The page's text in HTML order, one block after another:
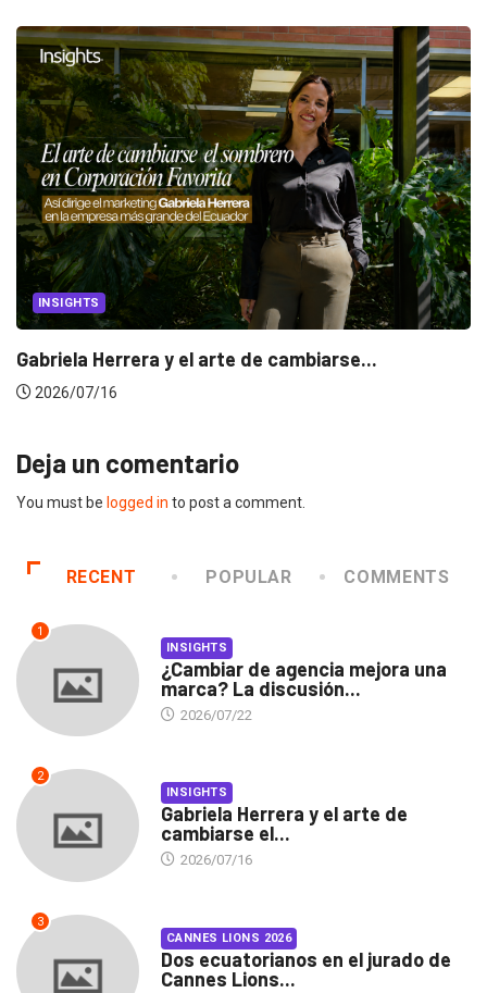
INSIGHTS
Gabriela Herrera y el arte de cambiarse...
2026/07/16
Deja un comentario
You must be logged in to post a comment.
RECENT POPULAR COMMENTS
1
INSIGHTS
¿Cambiar de agencia mejora una
marca? La discusión...
2026/07/22
2
INSIGHTS
Gabriela Herrera y el arte de
cambiarse el...
2026/07/16
3
CANNES LIONS 2026
Dos ecuatorianos en el jurado de
Cannes Lions...